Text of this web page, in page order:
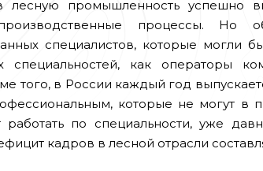
промышленность успешно
производственные процессы.
специалистов, которые могли
специальностей, как операторы
того, в России каждый год
которые не могут в
работать по специальности, уже
кадров в лесной отрасли